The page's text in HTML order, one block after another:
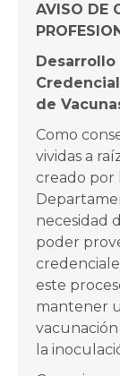
AVISO DE
de
Como
vividas a
creado por
necesidad
poder
este
mantener
la